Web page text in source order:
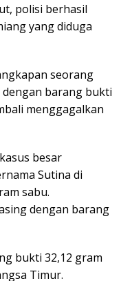
polisi berhasil
yang diduga
seorang
dengan barang bukti
menggagalkan
besar
Sutina di
sabu.
dengan barang
bukti 32,12 gram
Timur.